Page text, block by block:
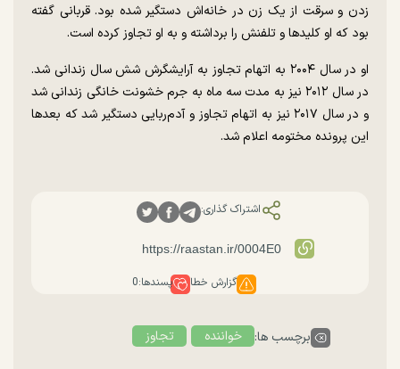
زدن و سرقت از یک زن در خانه‌اش دستگیر شده بود. قربانی گفته
بود که او کلید‌ها و تلفنش را برداشته و به او تجاوز کرده است.
او در سال ۲۰۰۴ به اتهام تجاوز به آرایشگرش شش سال زندانی شد.
در سال ۲۰۱۲ نیز به مدت سه ماه به جرم خشونت خانگی زندانی شد
و در سال ۲۰۱۷ نیز به اتهام تجاوز و آدم‌ربایی دستگیر شد که بعد‌ها
این پرونده مختومه اعلام شد.
اشتراک گذاری:
گزارش خطا پسندها:0
برچسب ها: خواننده تجاوز